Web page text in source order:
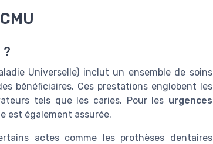
?
Universelle) inclut un ensemble de soins
bénéficiaires. Ces prestations englobent les
tels que les caries. Pour les urgences
est également assurée.
actes comme les prothèses dentaires